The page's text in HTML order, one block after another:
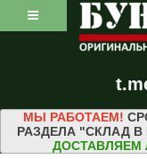
МЫ РАБОТАЕМ!
РАЗДЕЛА "СКЛАД
ДОСТАВЛЯЕМ